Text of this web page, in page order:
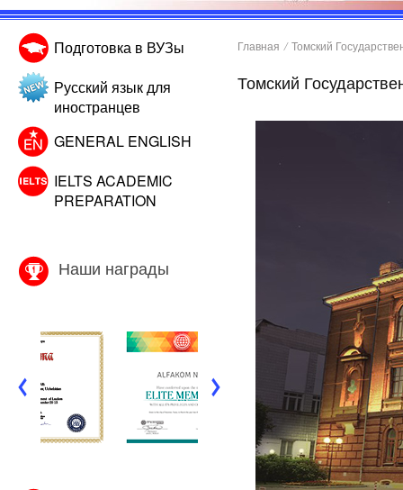
Подготовка в ВУЗы
Русский язык для
иностранцев
GENERAL ENGLISH
IELTS ACADEMIC
PREPARATION
Наши награды
Главная / Томский
Томский